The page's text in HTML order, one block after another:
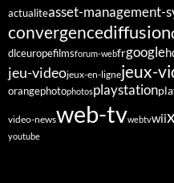
actualiteasset-management-
convergencediffusion
dlceuropefilmsforum-webfrgoogle
jeu-videojeux-en-lignejeux-
orangephotophotosplaystation
video-newsweb-tvwebtvwii
youtube